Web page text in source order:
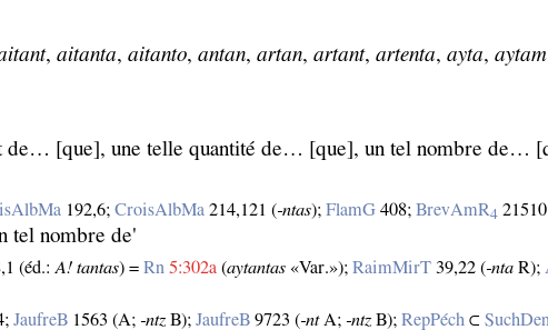
, aitanta, aitanto, antan, artan, artant, artenta, ayta, aytam
de… [que], une telle quantité de… [que], un tel nombre de…
192,6;CroisAlbMa 214,121 (‑ntas);FlamG 408;BrevAmR4 21510
tel nombre de'
(éd.: A! tantas) =Rn 5:302a (aytantas «Var.»);RaimMirT 39,22 (‑nta R);
JaufreB 1563 (A;‑ntz B);JaufreB 9723 (‑ntA;‑ntz B);RepPéch ⊂